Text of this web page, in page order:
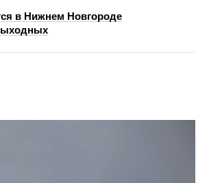
в Нижнем Новгороде